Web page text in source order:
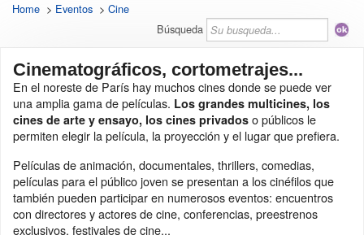
Home > Eventos > Cine
Búsqueda
Cinematográficos, cortometrajes...
En el noreste de París hay muchos cines donde se puede ver
una amplia gama de películas. Los grandes multicines, los
cines de arte y ensayo, los cines privados o públicos le
permiten elegir la película, la proyección y el lugar que prefiera.
Películas de animación, documentales, thrillers, comedias,
películas para el público joven se presentan a los cinéfilos que
también pueden participar en numerosos eventos: encuentros
con directores y actores de cine, conferencias, preestrenos
exclusivos, festivales de cine...